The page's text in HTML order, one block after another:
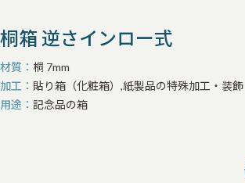
桐箱 逆さインロー式
材質
桐 7mm
加工
貼り箱（化粧箱）,紙製品の特殊加工・装飾
用途
記念品の箱